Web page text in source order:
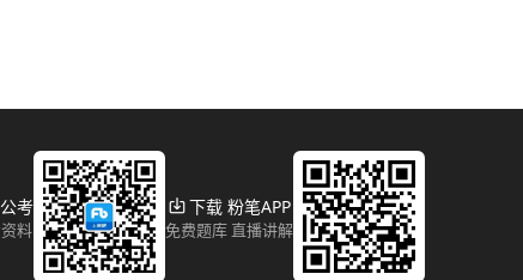
考
料
下载 粉笔APP
免费题库 直播讲解